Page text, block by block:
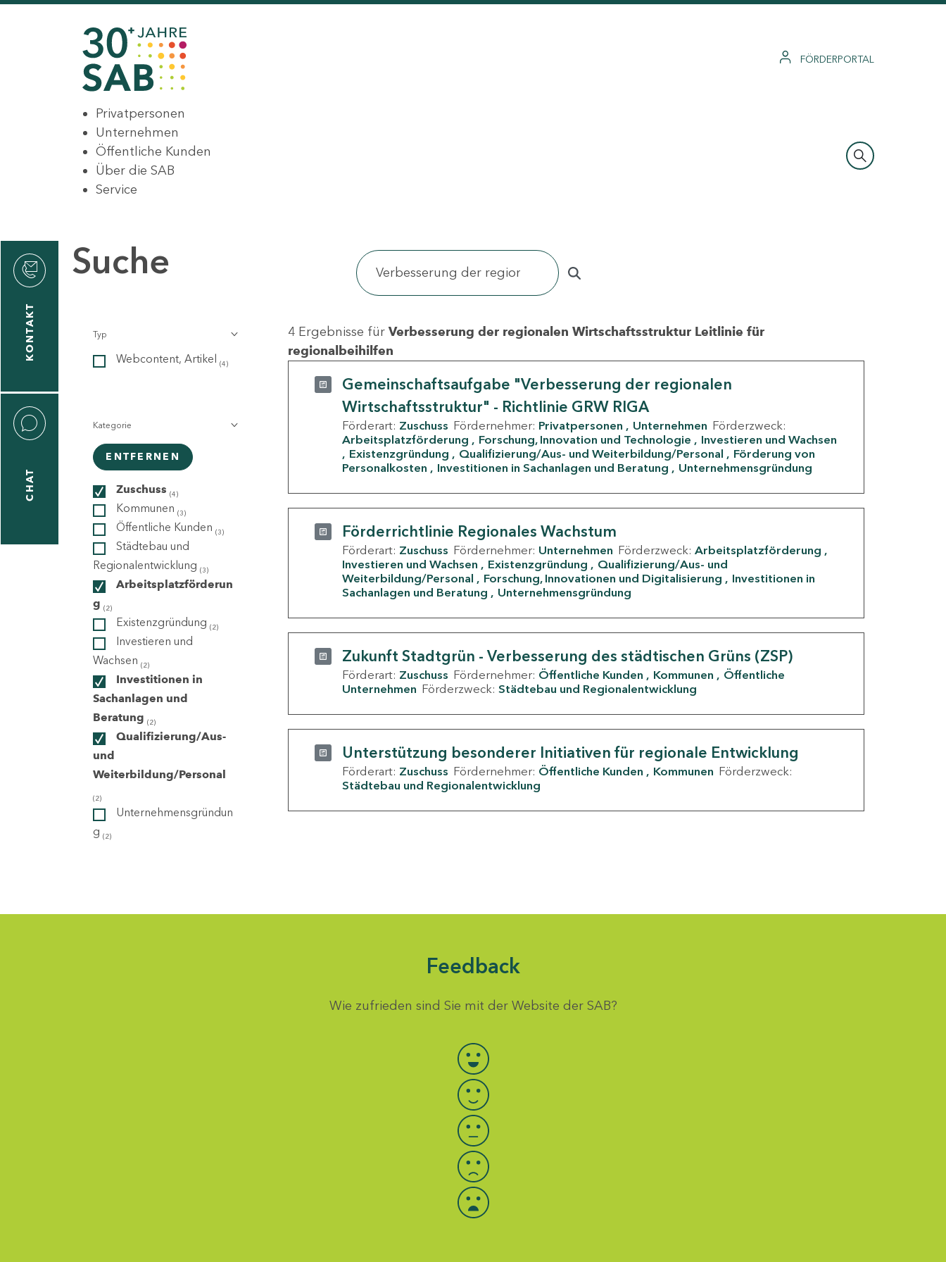
FÖRDERPORTAL
Privatpersonen
Unternehmen
Öffentliche Kunden
Über die SAB
Service
KONTAKT
CHAT
Suche
Typ
Webcontent, Artikel (4)
Kategorie
ENTFERNEN
Zuschuss (4)
Kommunen (3)
Öffentliche Kunden (3)
Städtebau und
Regionalentwicklung (3)
Arbeitsplatzförderun
g (2)
Existenzgründung (2)
Investieren und
Wachsen (2)
Investitionen in
Sachanlagen und
Beratung (2)
Qualifizierung/Aus-
und
Weiterbildung/Personal
(2)
Unternehmensgründun
g (2)
4 Ergebnisse für Verbesserung der regionalen Wirtschaftsstruktur Leitlinie für
regionalbeihilfen
Gemeinschaftsaufgabe "Verbesserung der regionalen
Wirtschaftsstruktur" - Richtlinie GRW RIGA
Förderart: Zuschuss Fördernehmer: Privatpersonen Unternehmen Förderzweck:
Arbeitsplatzförderung
Forschung, Innovation und Technologie
Investieren und Wachsen
Existenzgründung
Qualifizierung/Aus- und Weiterbildung/Personal
Förderung von
Personalkosten
Investitionen in Sachanlagen und Beratung Unternehmensgründung
Förderrichtlinie Regionales Wachstum
Förderart: Zuschuss Fördernehmer: Unternehmen Förderzweck: Arbeitsplatzförderung
Investieren und Wachsen
Existenzgründung
Qualifizierung/Aus- und
Weiterbildung/Personal
Forschung, Innovationen und Digitalisierung
Investitionen in
Sachanlagen und Beratung
Unternehmensgründung
Zukunft Stadtgrün - Verbesserung des städtischen Grüns (ZSP)
Förderart: Zuschuss Fördernehmer: Öffentliche Kunden Kommunen
Öffentliche
Unternehmen Förderzweck: Städtebau und Regionalentwicklung
Unterstützung besonderer Initiativen für regionale Entwicklung
Förderart: Zuschuss Fördernehmer: Öffentliche Kunden Kommunen Förderzweck:
Städtebau und Regionalentwicklung
Feedback
Wie zufrieden sind Sie mit der Website der SAB?
Bewertung auswählen